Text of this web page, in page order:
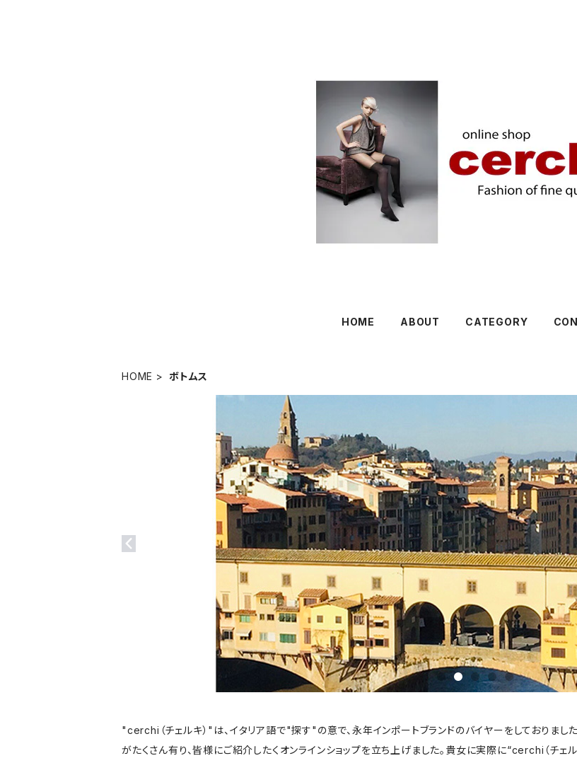
HOME ABOUT CATEGORY
HOME ボトムス
"cerchi（チェルキ）"は、イタリア語で"探す"の意で、永年インポートブランドのバイヤーをしておりま
がたくさん有り、皆様にご紹介したくオンラインショップを立ち上げました。貴女に実際に“cerchi（チェ